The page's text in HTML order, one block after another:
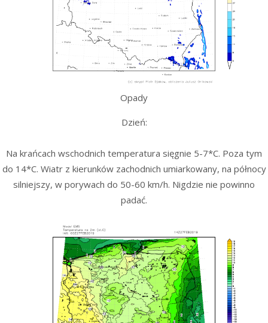
Opady
Dzień:
Na krańcach wschodnich temperatura sięgnie 5-7*C. Poza tym
do 14*C. Wiatr z kierunków zachodnich umiarkowany, na północy
silniejszy, w porywach do 50-60 km/h. Nigdzie nie powinno
padać.